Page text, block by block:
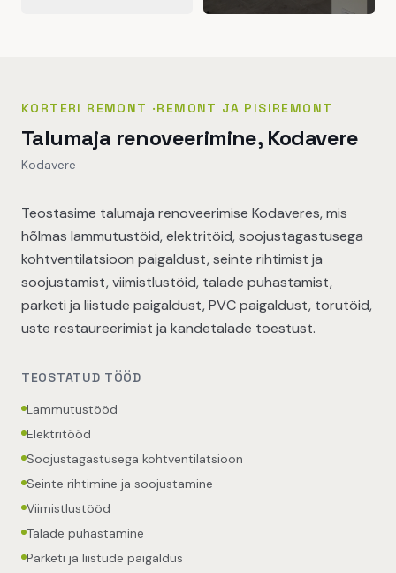
KORTERI REMONT ·REMONT JA PISIREMONT
Talumaja renoveerimine, Kodavere
Kodavere
Teostasime talumaja renoveerimise Kodaveres, mis
hõlmas lammutustöid, elektritöid, soojustagastusega
kohtventilatsioon paigaldust, seinte rihtimist ja
soojustamist, viimistlustöid, talade puhastamist,
parketi ja liistude paigaldust, PVC paigaldust, torutöid,
uste restaureerimist ja kandetalade toestust.
TEOSTATUD TÖÖD
Lammutustööd
Elektritööd
Soojustagastusega kohtventilatsioon
Seinte rihtimine ja soojustamine
Viimistlustööd
Talade puhastamine
Parketi ja liistude paigaldus